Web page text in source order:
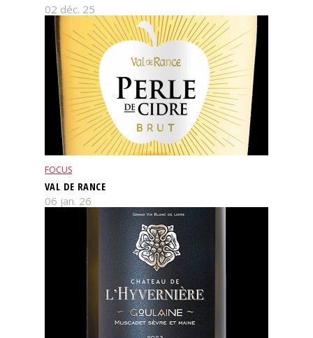
02 déc. 25
FOCUS
VAL DE RANCE
06 jan. 26